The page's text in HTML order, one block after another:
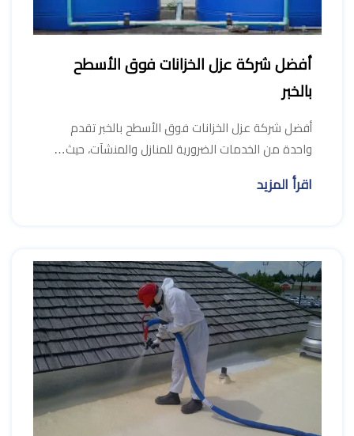
أفضل شركة عزل الخزانات فوق الأسطح
بالخبر
أفضل شركة عزل الخزانات فوق الأسطح بالخبر تقدم
واحدة من الخدمات الضرورية للمنازل والمنشآت، حيث…
اقرأ المزيد